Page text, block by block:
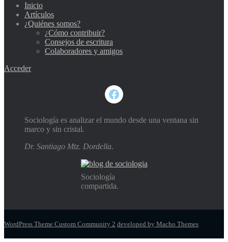
Inicio
Artículos
¿Quiénes somos?
¿Cómo contribuir?
Consejos de escritura
Colaboradores y amigos
Acceder
Facebook
Sociología es analizar el mundo desde una ventana sin
marco y sin cristal.
Dr. Santiago Mtz. Dordella.
Sociología
compartida.
WordPress Theme Custom Community 2 developed by Macho Themes